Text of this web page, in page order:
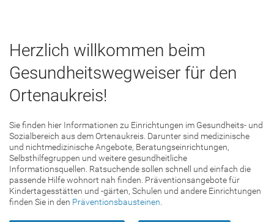
Herzlich willkommen beim
Gesundheitswegweiser für den
Ortenaukreis!
Sie finden hier Informationen zu Einrichtungen im Gesundheits- und
Sozialbereich aus dem Ortenaukreis. Darunter sind medizinische
und nichtmedizinische Angebote, Beratungseinrichtungen,
Selbsthilfegruppen und weitere gesundheitliche
Informationsquellen. Ratsuchende sollen schnell und einfach die
passende Hilfe wohnort nah finden. Präventionsangebote für
Kindertagesstätten und -gärten, Schulen und andere Einrichtungen
finden Sie in den Präventionsbausteinen